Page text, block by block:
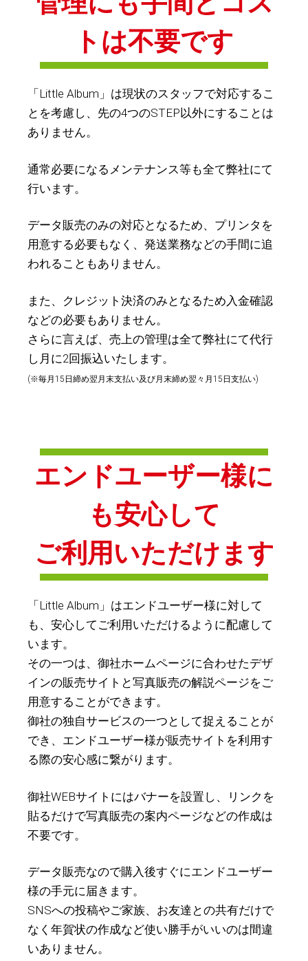
トは不要です
「Little Album」は現状のスタッフで対応するこ
とを考慮し、先の4つのSTEP以外にすることは
ありません。
通常必要になるメンテナンス等も全て弊社にて
行います。
データ販売のみの対応となるため、プリンタを
用意する必要もなく、発送業務などの手間に追
われることもありません。
また、クレジット決済のみとなるため入金確認
などの必要もありません。
さらに言えば、売上の管理は全て弊社にて代行
し月に2回振込いたします。
(※毎月15日締め翌月末支払い及び月末締め翌々月15日支払い)
エンドユーザー様に
も安心して
ご利用いただけます
「Little Album」はエンドユーザー様に対して
も、安心してご利用いただけるように配慮して
います。
その一つは、御社ホームページに合わせたデザ
インの販売サイトと写真販売の解説ページをご
用意することができます。
御社の独自サービスの一つとして捉えることが
でき、エンドユーザー様が販売サイトを利用す
る際の安心感に繋がります。
御社WEBサイトにはバナーを設置し、リンクを
貼るだけで写真販売の案内ページなどの作成は
不要です。
データ販売なので購入後すぐにエンドユーザー
様の手元に届きます。
SNSへの投稿やご家族、お友達との共有だけで
なく年賀状の作成など使い勝手がいいのは間違
いありません。